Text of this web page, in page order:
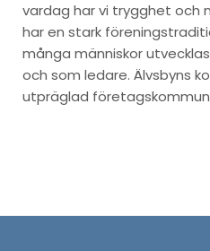
vardag har vi trygghet och
har en stark
många människor
och som ledare. Älvsbyns
utpräglad